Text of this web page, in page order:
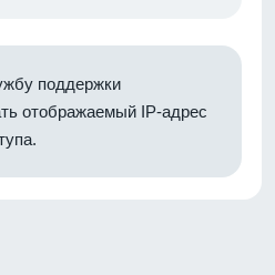
поддержки
отображаемый IP-адрес